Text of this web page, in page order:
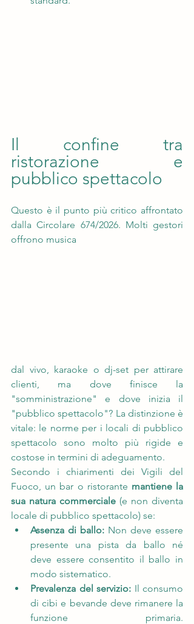
Il confine tra
ristorazione e
pubblico spettacolo
Questo è il punto più critico affrontato
dalla Circolare 674/2026. Molti gestori
offrono musica
dal vivo, karaoke o dj-set per attirare
clienti, ma dove finisce la
"somministrazione" e dove inizia il
"pubblico spettacolo"? La distinzione è
vitale: le norme per i locali di pubblico
spettacolo sono molto più rigide e
costose in termini di adeguamento.
Secondo i chiarimenti dei Vigili del
Fuoco, un bar o ristorante mantiene la
sua natura commerciale (e non diventa
locale di pubblico spettacolo) se:
Assenza di ballo: Non deve essere
presente una pista da ballo né
deve essere consentito il ballo in
modo sistematico.
Prevalenza del servizio: Il consumo
di cibi e bevande deve rimanere la
funzione primaria.